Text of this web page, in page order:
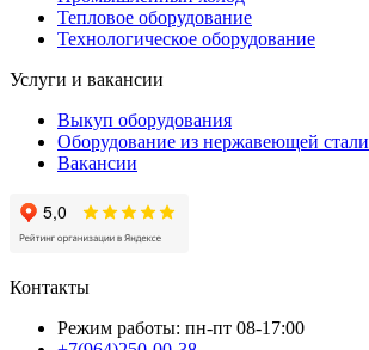
Тепловое оборудование
Технологическое оборудование
Услуги и вакансии
Выкуп оборудования
Оборудование из нержавеющей стали
Вакансии
Контакты
Режим работы: пн-пт 08-17:00